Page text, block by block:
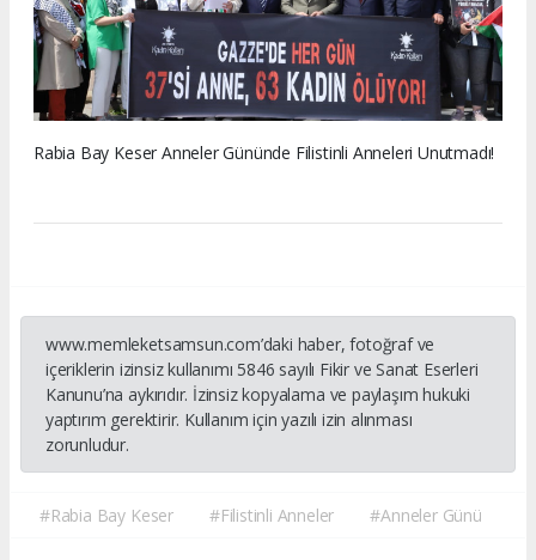
Rabia Bay Keser Anneler Gününde Filistinli Anneleri Unutmadı!
www.memleketsamsun.com’daki haber, fotoğraf ve
içeriklerin izinsiz kullanımı 5846 sayılı Fikir ve Sanat Eserleri
Kanunu’na aykırıdır. İzinsiz kopyalama ve paylaşım hukuki
yaptırım gerektirir. Kullanım için yazılı izin alınması
zorunludur.
#Rabia Bay Keser #Filistinli Anneler #Anneler Günü